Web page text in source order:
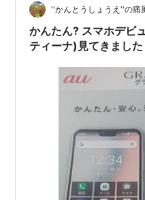
た。 www.au.com 最初は
出手続きをしようと思い
して貸し…
''かんとうしょうえ''の痛
かんたん? スマホデ
ティーナ)見てきまし